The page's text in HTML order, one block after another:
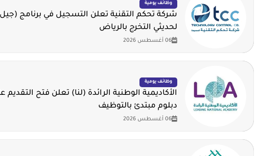
وظائف يومية
شركة تحكم التقنية تعلن التسجيل في برنامج
لحديثي التخرج بالرياض
06 أغسطس 2026
وظائف يومية
الأكاديمية الوطنية الرائدة (لنا) تعلن فتح التقديم
دبلوم مبتدئ بالتوظيف
06 أغسطس 2026